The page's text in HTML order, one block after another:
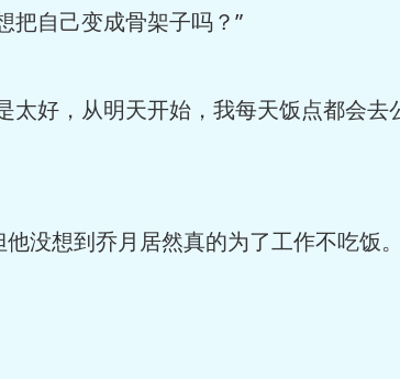
把自己变成骨架子吗？”
太好，从明天开始，我每天饭点都会去
没想到乔月居然真的为了工作不吃饭。